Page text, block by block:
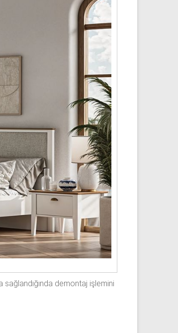
demontaj işlemini